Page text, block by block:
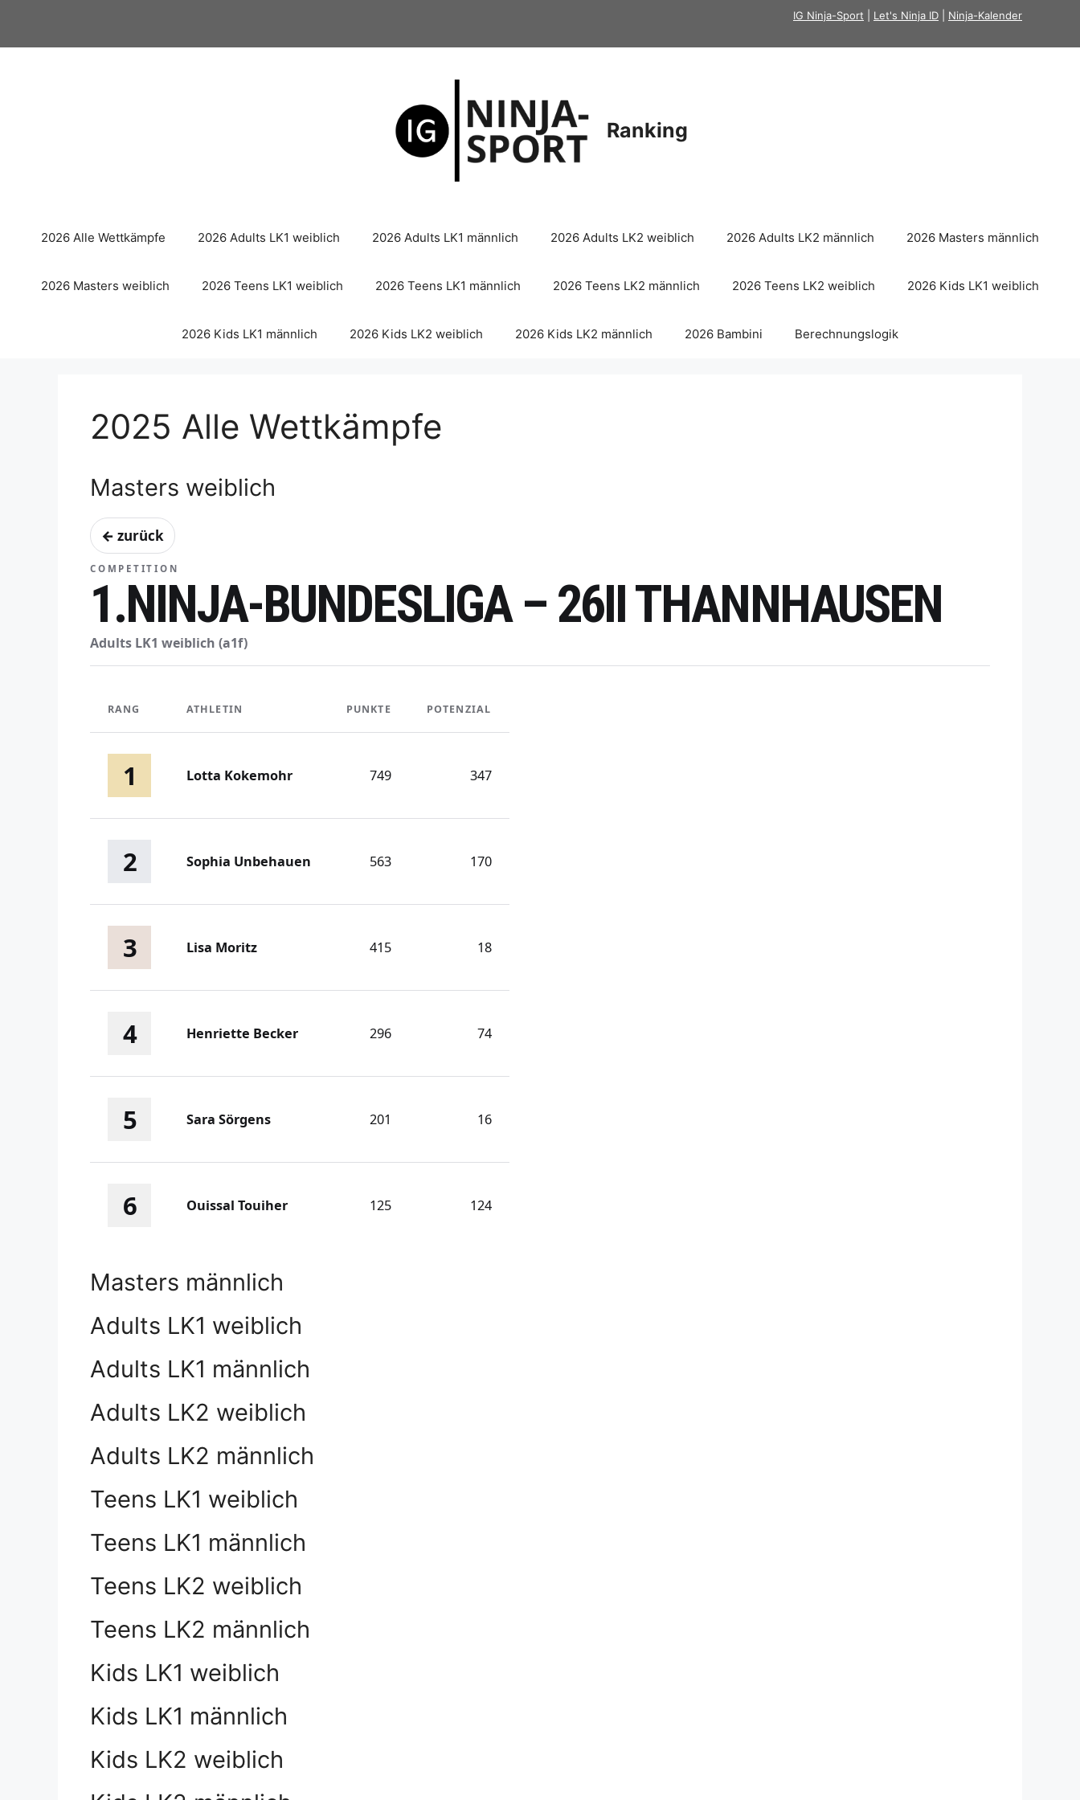
springen
IG Ninja-Sport Let's Ninja ID Ninja-Kalender
Ranking
2026 Alle Wettkämpfe 2026 Adults LK1 weiblich 2026 Adults LK1 männlich 2026 Adults LK2 weiblich 2026 Adults LK2 männlich 2026 Masters männlich
2026 Masters weiblich 2026 Teens LK1 weiblich 2026 Teens LK1 männlich 2026 Teens LK2 männlich 2026 Teens LK2 weiblich 2026 Kids LK1 weiblich
2026 Kids LK1 männlich 2026 Kids LK2 weiblich 2026 Kids LK2 männlich 2026 Bambini Berechnungslogik
2025 Alle Wettkämpfe
Masters weiblich
← zurück
COMPETITION
1.NINJA-BUNDESLIGA – 26II THANNHAUSEN
Adults LK1 weiblich (a1f)
RANG ATHLETIN PUNKTE POTENZIAL
1 Lotta Kokemohr 749 347
2 Sophia Unbehauen 563 170
3 Lisa Moritz 415 18
4 Henriette Becker 296 74
5 Sara Sörgens 201 16
6 Ouissal Touiher 125 124
Masters männlich
Adults LK1 weiblich
Adults LK1 männlich
Adults LK2 weiblich
Adults LK2 männlich
Teens LK1 weiblich
Teens LK1 männlich
Teens LK2 weiblich
Teens LK2 männlich
Kids LK1 weiblich
Kids LK1 männlich
Kids LK2 weiblich